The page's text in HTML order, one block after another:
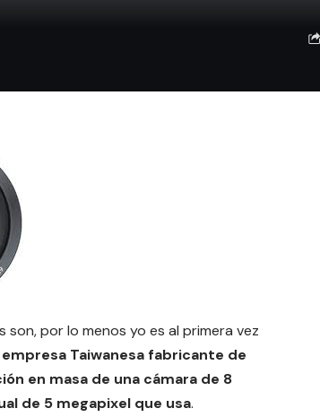
por lo menos yo es al primera vez
Taiwanesa fabricante de
en masa de una cámara de 8
de 5 megapixel que usa.